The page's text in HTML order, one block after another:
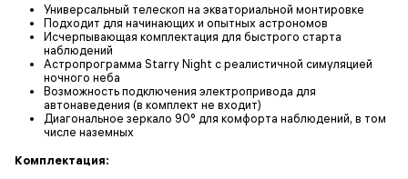
Универсальный телескоп на экваториальной монтировке
Подходит для начинающих и опытных астрономов
Исчерпывающая комплектация для быстрого старта
наблюдений
Астропрограмма Starry Night с реалистичной симуляцией
ночного неба
Возможность подключения электропривода для
автонаведения (в комплект не входит)
Диагональное зеркало 90° для комфорта наблюдений, в том
числе наземных
Комплектация: